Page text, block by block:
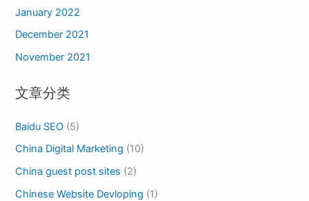
January 2022
December 2021
November 2021
文章分类
Baidu SEO (5)
China Digital Marketing (10)
China guest post sites (2)
Chinese Website Devloping (1)